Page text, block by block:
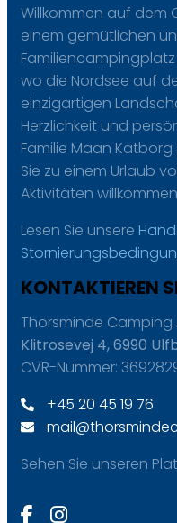
Willkommen auf dem
einem gemütlichen
wo die Nordsee auf
einzigartigen
Herzlichkeit und
Familie Maan
Sie zu einem Urlaub
Aktivitäten
Lesen Sie unsere
KONTAKTIEREN
Thorsminde Camping
Klitrosevej 4, 6990
CVR-Nummer:
+45 20 45 19 76
Sehen Sie unseren